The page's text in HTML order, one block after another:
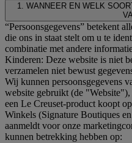
1. WANNEER EN WELK
“Persoonsgegevens” betekent
die ons in staat stelt om u te
combinatie met andere
Kinderen: Deze website is niet
verzamelen niet bewust
Wij kunnen persoonsgegevens
website gebruikt (de "Website"),
een Le Creuset-product koopt
Winkels (Signature Boutiques
aanmeldt voor onze
kunnen betrekking hebben op: